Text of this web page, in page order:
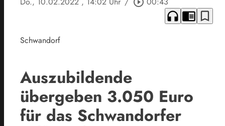
headphones chrome_reader_mode bookmark_border
Schwandorf
Auszubildende
übergeben 3.050 Euro
für das Schwandorfer